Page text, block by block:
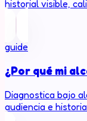
historial visible,
guide
¿Por qué mi
Diagnostica bajo
audiencia e